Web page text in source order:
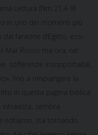
Lettura (Nm 21,4-9)
in uno dei momenti più
faraone d’Egitto, essi
Rosso ma ora, nel
sofferenze insopportabili,
fino a rimpiangere la
in questa pagina biblica:
intravista, sembra
notiamo, sta tornando